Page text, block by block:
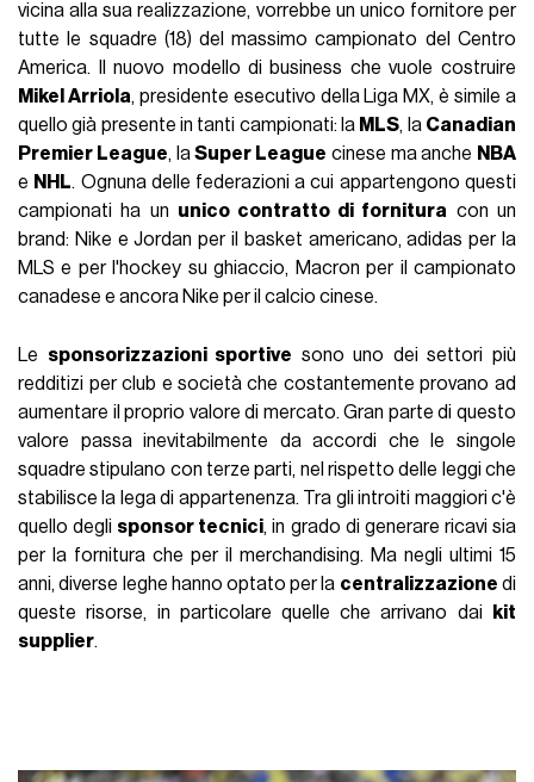
vicina alla sua realizzazione, vorrebbe un unico fornitore per
tutte le squadre (18) del massimo campionato del Centro
America. Il nuovo modello di business che vuole costruire
Mikel Arriola, presidente esecutivo della Liga MX, è simile a
quello già presente in tanti campionati: la MLS, la Canadian
Premier League, laSuper League cinese ma anche NBA
e NHL. Ognuna delle federazioni a cui appartengono questi
campionati ha un unico contratto di fornitura con un
brand: Nike e Jordan per il basket americano, adidas per la
MLS e per l'hockey su ghiaccio, Macron per il campionato
canadese e ancora Nike per il calcio cinese.
Le sponsorizzazioni sportive sono uno dei settori più
redditizi per club e società che costantemente provano ad
aumentare il proprio valore di mercato. Gran parte di questo
valore passa inevitabilmente da accordi che le singole
squadre stipulano con terze parti, nel rispetto delle leggi che
stabilisce la lega di appartenenza. Tra gli introiti maggiori c'è
quello degli sponsor tecnici, in grado di generare ricavi sia
per la fornitura che per il merchandising. Ma negli ultimi 15
anni, diverse leghe hanno optato per la centralizzazione di
queste risorse, in particolare quelle che arrivano dai
kit
supplier.